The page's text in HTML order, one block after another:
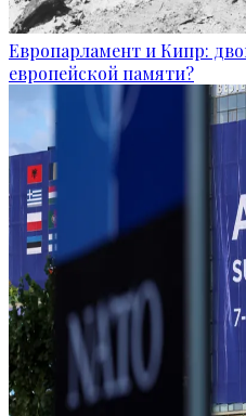
Европарламент и Кипр:
европейской памяти?